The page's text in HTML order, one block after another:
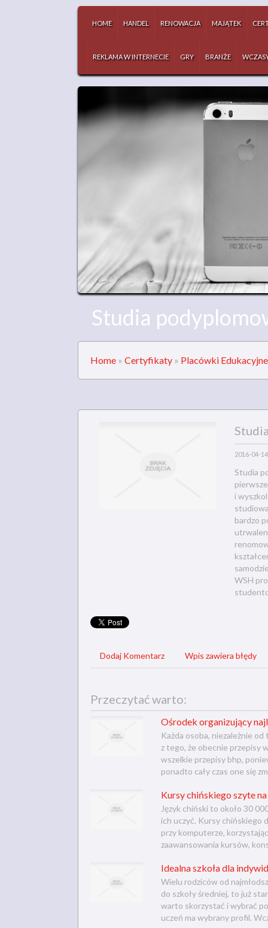
HOME HANDEL RENOWACJA MAJĄTEK
REKLAMA W INTERNECIE GRY BRANŻE
Studia
Home » Certyfikaty » Placówki Edukacyjne
2016-04-14
Studia
i
bardzo
WSH
Dodaj Komentarz Wpis zawiera błędy
Przeczytać warto:
Ośrodek organizujący
Każda osoba, niezależnie
z tego, że obecnie przepisy
wszelkie przepisy bhp,
ponadto cały czas one się
Kursy chińskiego szyte
Język chiński to około 30
ich uczyć. Kursy chińskiego
przy komputerze,
zaawansowania kursów,
Idealna szkoła dla
Wielu rodziców od
do szkoły średniej, to już
warto skorzystać i wybrać
uczeń ma wybrany profil.